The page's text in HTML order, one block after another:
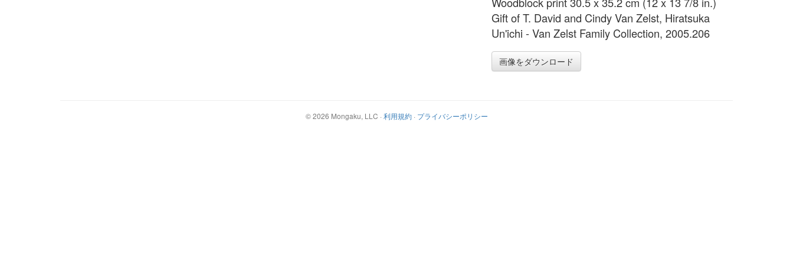
Gift of T. David and Cindy Van Zelst, Hiratsuka
Un'ichi - Van Zelst Family Collection, 2005.206
画像をダウンロード
©2026 Mongaku, LLC · 利用規約 · プライバシーポリシー